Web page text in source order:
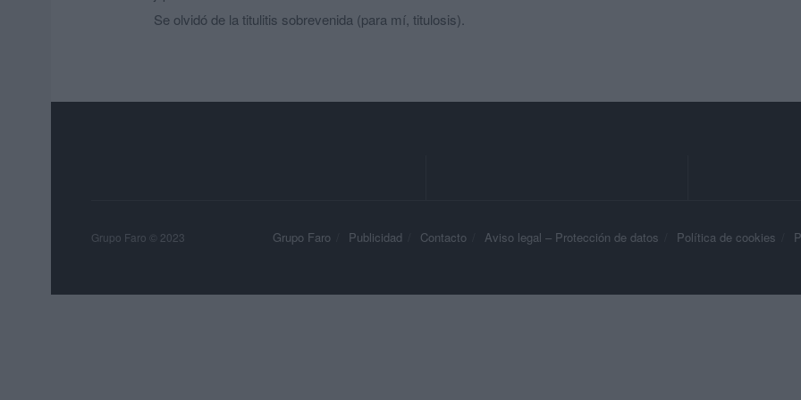
Se olvidó de la titulitis sobrevenida (para mí, titulosis).
Grupo Faro Publicidad Contacto Aviso legal – Protección de datos Política de cookies
Grupo Faro © 2023